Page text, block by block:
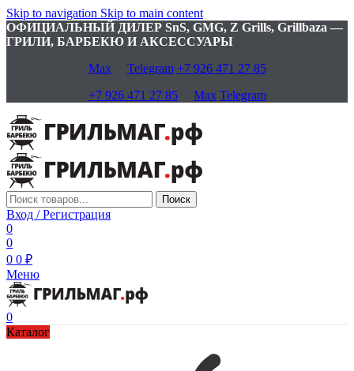
Skip to navigation Skip to main content
ОФИЦИАЛЬНЫЙ ДИЛЕР SnS, GMG, Z Grills, Grillbaza —
ГРИЛИ, БАРБЕКЮ И АКСЕССУАРЫ
Max
Telegram +7 926 471 27 85
+7 926 471 27 85
Max Telegram
Поиск
Вход / Регистрация
0
0
0 0 ₽
Меню
0
Каталог